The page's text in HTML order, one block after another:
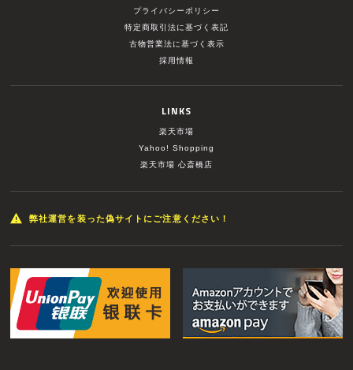
プライバシーポリシー
特定商取引法に基づく表記
古物営業法に基づく表示
採用情報
LINKS
楽天市場
Yahoo! Shopping
楽天市場 心斎橋店
弊社運営を装った偽サイトにご注意ください！